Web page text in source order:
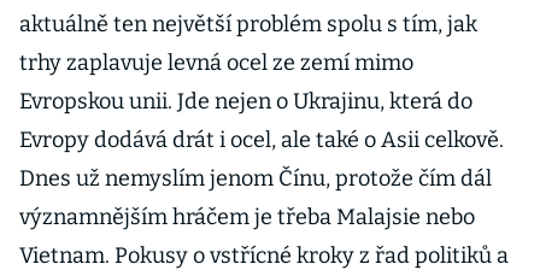
aktuálně ten největší problém spolu s tím, jak
trhy zaplavuje levná ocel ze zemí mimo
Evropskou unii. Jde nejen o Ukrajinu, která do
Evropy dodává drát i ocel, ale také o Asii celkově.
Dnes už nemyslím jenom Čínu, protože čím dál
významnějším hráčem je třeba Malajsie nebo
Vietnam. Pokusy o vstřícné kroky z řad politiků a